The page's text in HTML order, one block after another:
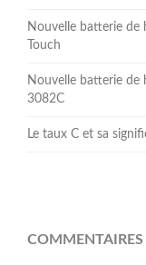
Nouvelle batterie de
Touch
Nouvelle batterie de
3082C
Le taux C et sa
COMMENTAIRES